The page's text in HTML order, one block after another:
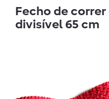
Fecho de
divisível 65 cm